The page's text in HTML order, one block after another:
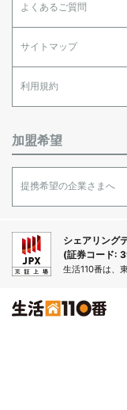
よくあるご質問
サイトマップ
利用規約
加盟希望
提携希望の企業さまへ
シェアリング
(証券コード:
生活110番は、